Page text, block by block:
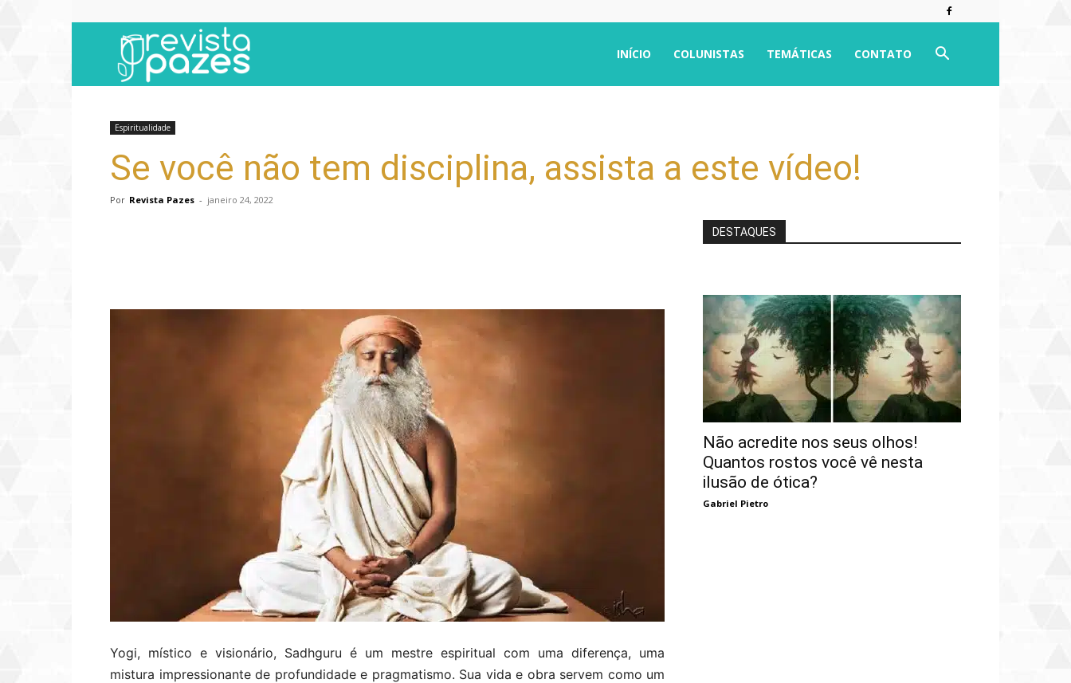
INÍCIO COLUNISTAS TEMÁTICAS CONTATO
Espiritualidade
Se você não tem disciplina, assista a este vídeo!
Por Revista Pazes - janeiro 24, 2022
Yogi, místico e visionário, Sadhguru é um mestre espiritual com uma diferença, uma
mistura impressionante de profundidade e pragmatismo. Sua vida e obra servem como um
DESTAQUES
Não acredite nos seus olhos!
Quantos rostos você vê nesta
ilusão de ótica?
Gabriel Pietro